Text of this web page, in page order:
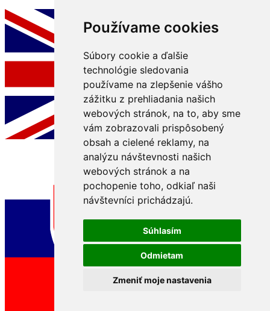
Používame cookies
Súbory cookie a ďalšie
technológie sledovania
používame na zlepšenie vášho
zážitku z prehliadania našich
webových stránok, na to, aby sme
vám zobrazovali prispôsobený
obsah a cielené reklamy, na
analýzu návštevnosti našich
webových stránok a na
pochopenie toho, odkiaľ naši
návštevníci prichádzajú.
Súhlasím
Odmietam
Zmeniť moje nastavenia